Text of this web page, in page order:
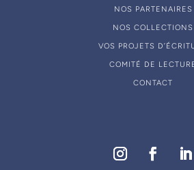
NOS PARTENAIRES
NOS COLLECTIONS
VOS PROJETS
COMITÉ DE
CONTACT